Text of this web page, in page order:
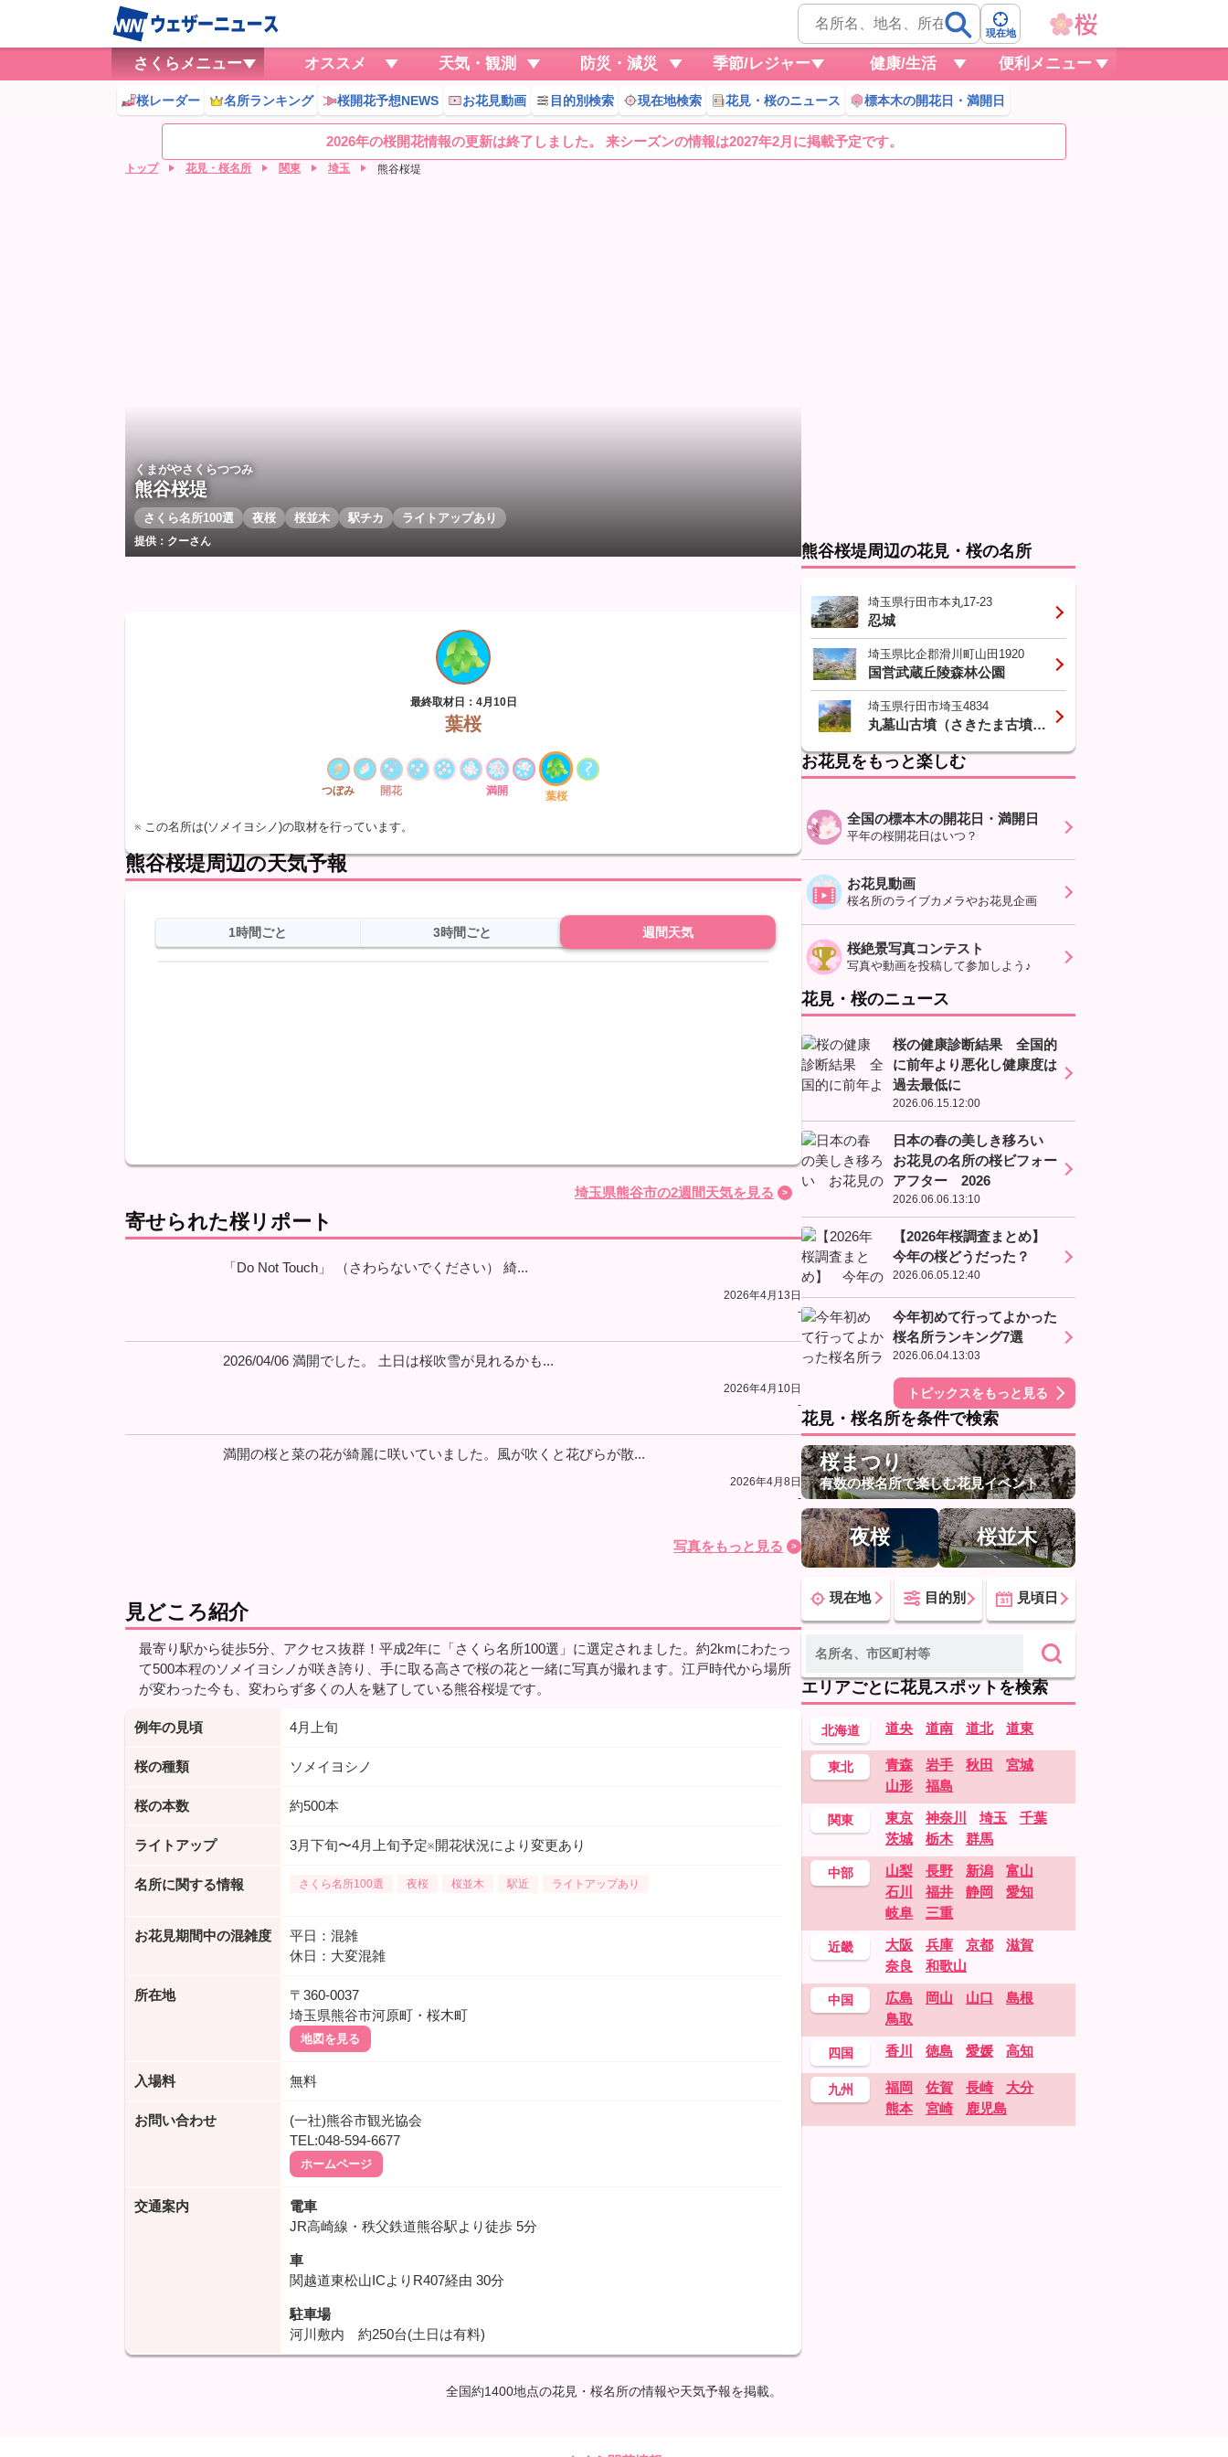
現在地
さくらメニュー オススメ 天気・観測 防災・減災 季節/レジャー 健康/生活 便利メニュー
桜レーダー 名所ランキング 桜開花予想NEWS お花見動画 目的別検索 現在地検索 花見・桜のニュース 標本木の開花日・満開日
2026年の桜開花情報の更新は終了しました。 来シーズンの情報は2027年2月に掲載予定です。
トップ 花見・桜名所 関東 埼玉 熊谷桜堤
くまがやさくらつつみ
熊谷桜堤
さくら名所100選 夜桜 桜並木 駅チカ ライトアップあり
提供：クーさん
最終取材日：4月10日
葉桜
つぼみ 開花 満開 葉桜
※ この名所は(ソメイヨシノ)の取材を行っています。
熊谷桜堤周辺の天気予報
1時間ごと 3時間ごと 週間天気
埼玉県熊谷市の2週間天気を見る
寄せられた桜リポート
「Do Not Touch」 （さわらないでください） 綺...
2026年4月13日
-
2026/04/06 満開でした。 土日は桜吹雪が見れるかも...
2026年4月10日
-
満開の桜と菜の花が綺麗に咲いていました。風が吹くと花びらが散...
2026年4月8日
-
写真をもっと見る
見どころ紹介
最寄り駅から徒歩5分、アクセス抜群！平成2年に「さくら名所100選」に選定されました。約2kmにわたっ
て500本程のソメイヨシノが咲き誇り、手に取る高さで桜の花と一緒に写真が撮れます。江戸時代から場所
が変わった今も、変わらず多くの人を魅了している熊谷桜堤です。
例年の見頃 4月上旬
桜の種類 ソメイヨシノ
桜の本数 約500本
ライトアップ 3月下旬〜4月上旬予定※開花状況により変更あり
名所に関する情報 さくら名所100選 夜桜 桜並木 駅近 ライトアップあり
お花見期間中の混雑度
平日：混雑
休日：大変混雑
所在地
〒360-0037
埼玉県熊谷市河原町・桜木町
地図を見る
入場料 無料
お問い合わせ
(一社)熊谷市観光協会
TEL:048-594-6677
ホームページ
交通案内
電車
JR高崎線・秩父鉄道熊谷駅より徒歩 5分
車
関越道東松山ICよりR407経由 30分
駐車場
河川敷内 約250台(土日は有料)
熊谷桜堤周辺の花見・桜の名所
埼玉県行田市本丸17-23
忍城
埼玉県比企郡滑川町山田1920
国営武蔵丘陵森林公園
埼玉県行田市埼玉4834
丸墓山古墳（さきたま古墳群）
お花見をもっと楽しむ
全国の標本木の開花日・満開日
平年の桜開花日はいつ？
お花見動画
桜名所のライブカメラやお花見企画
桜絶景写真コンテスト
写真や動画を投稿して参加しよう♪
花見・桜のニュース
桜の健康診断結果 全国的
に前年より悪化し健康度は
過去最低に
2026.06.15.12:00
日本の春の美しき移ろい
お花見の名所の桜ビフォー
アフター 2026
2026.06.06.13:10
【2026年桜調査まとめ】
今年の桜どうだった？
2026.06.05.12:40
今年初めて行ってよかった
桜名所ランキング7選
2026.06.04.13:03
トピックスをもっと見る
花見・桜名所を条件で検索
桜まつり
有数の桜名所で楽しむ花見イベント
夜桜 桜並木
現在地 目的別 見頃日
エリアごとに花見スポットを検索
北海道 道央 道南 道北 道東
東北 青森 岩手 秋田
宮城
山形
福島
関東 東京 神奈川 埼玉
千葉
茨城
栃木 群馬
中部 山梨 長野 新潟
富山
石川
福井 静岡
愛知
岐阜
三重
近畿 大阪 兵庫 京都
滋賀
奈良
和歌山
中国 広島 岡山 山口
島根
鳥取
四国 香川 徳島 愛媛 高知
九州 福岡 佐賀 長崎
大分
熊本
宮崎 鹿児島
全国約1400地点の花見・桜名所の情報や天気予報を掲載。